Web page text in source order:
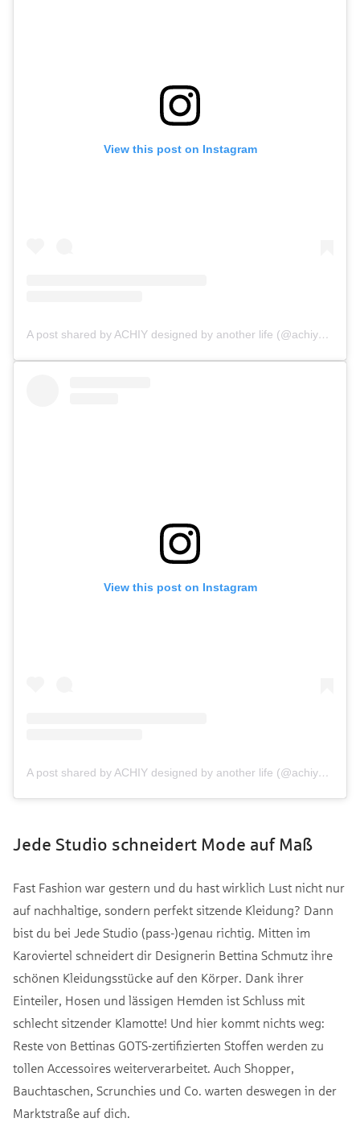
View this post on Instagram
A post shared by ACHIY designed by another life (@achiy___)
View this post on Instagram
A post shared by ACHIY designed by another life (@achiy___)
Jede Studio schneidert Mode auf Maß
Fast Fashion war gestern und du hast wirklich Lust nicht nur
auf nachhaltige, sondern perfekt sitzende Kleidung? Dann
bist du bei Jede Studio (pass-)genau richtig. Mitten im
Karoviertel schneidert dir Designerin Bettina Schmutz ihre
schönen Kleidungsstücke auf den Körper. Dank ihrer
Einteiler, Hosen und lässigen Hemden ist Schluss mit
schlecht sitzender Klamotte! Und hier kommt nichts weg:
Reste von Bettinas GOTS-zertifizierten Stoffen werden zu
tollen Accessoires weiterverarbeitet. Auch Shopper,
Bauchtaschen, Scrunchies und Co. warten deswegen in der
Marktstraße auf dich.